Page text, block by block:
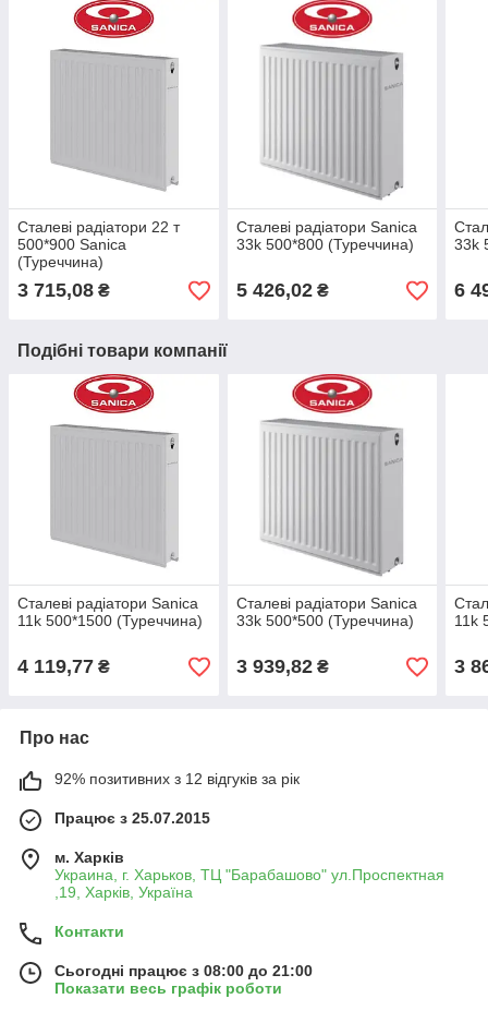
Сталеві радіатори 22 т
500*900 Sanica
(Туреччина)
3 715,08 ₴
Сталеві радіатори Sanica
33k 500*800 (Туреччина)
5 426,02₴
33k
6
Подібні товари компанії
Сталеві радіатори Sanica
11k 500*1500 (Туреччина)
4 119,77 ₴
Сталеві радіатори Sanica
33k 500*500 (Туреччина)
3 939,82₴
11k
3
Про нас
92% позитивних з 12 відгуків за рік
Працює з 25.07.2015
м. Харків
Украина, г. Харьков, ТЦ "Барабашово" ул.Проспектная
,19, Харків, Україна
Контакти
Сьогодні працює з 08:00 до 21:00
Показати весь графік роботи